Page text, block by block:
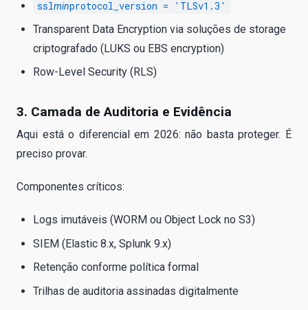
sslminprotocol_version = 'TLSv1.3'
Transparent Data Encryption via soluções de storage
criptografado (LUKS ou EBS encryption)
Row-Level Security (RLS)
3. Camada de Auditoria e Evidência
Aqui está o diferencial em 2026: não basta proteger. É
preciso provar.
Componentes críticos:
Logs imutáveis (WORM ou Object Lock no S3)
SIEM (Elastic 8.x, Splunk 9.x)
Retenção conforme política formal
Trilhas de auditoria assinadas digitalmente